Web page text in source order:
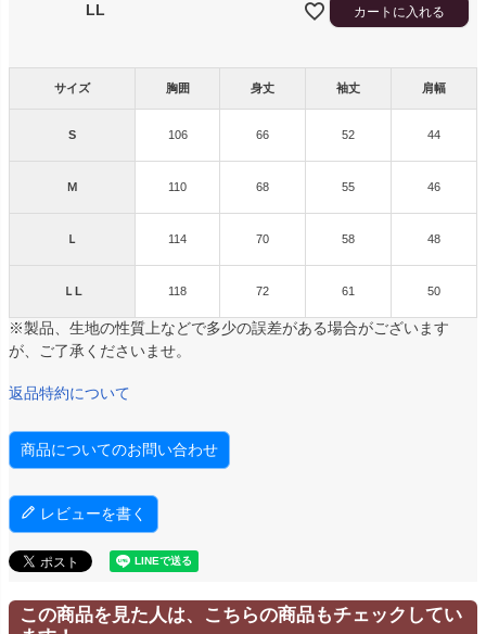
LL カートに入れる
サイズ 胸囲 身丈 袖丈 肩幅
S 106 66 52 44
Ｍ 110 68 55 46
Ｌ 114 70 58 48
ＬL 118 72 61 50
※製品、生地の性質上などで多少の誤差がある場合がございます
が、ご了承くださいませ。
返品特約について
商品についてのお問い合わせ
レビューを書く
この商品を見た人は、こちらの商品もチェックしてい